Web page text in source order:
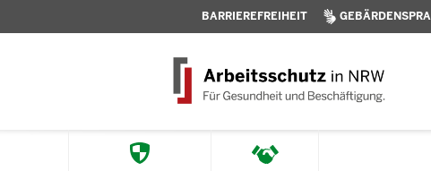
BARRIEREFREIHEIT